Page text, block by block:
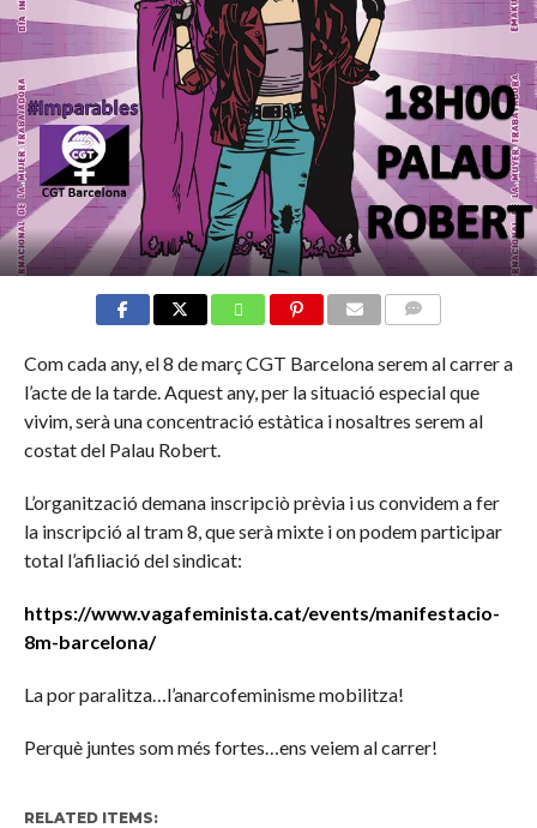
Com cada any, el 8 de març CGT Barcelona serem al carrer a
l’acte de la tarde. Aquest any, per la situació especial que
vivim, serà una concentració estàtica i nosaltres serem al
costat del Palau Robert.
L’organització demana inscripciò prèvia i us convidem a fer
la inscripció al tram 8, que serà mixte i on podem participar
total l’afiliació del sindicat:
https://www.vagafeminista.cat/events/manifestacio-
8m-barcelona/
La por paralitza…l’anarcofeminisme mobilitza!
Perquè juntes som més fortes…ens veiem al carrer!
RELATED ITEMS: